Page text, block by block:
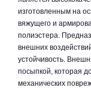
изготовленным на
вяжущего и
полиэстера.
внешних
устойчивость.
посыпкой, которая
механических